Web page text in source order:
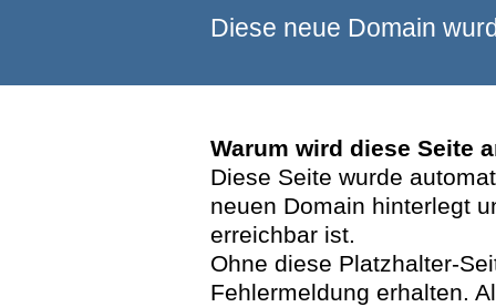
Diese neue Domain
Warum wird diese Seite
Diese Seite wurde
neuen Domain hinterlegt
erreichbar ist.
Ohne diese Platzhalter-
Fehlermeldung erhalten.